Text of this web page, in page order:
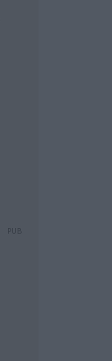
PUB